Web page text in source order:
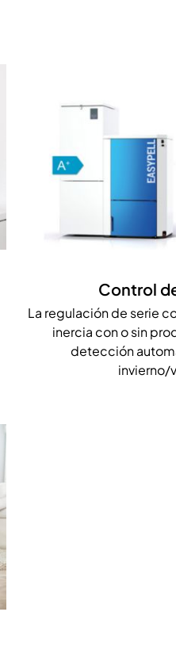
Control
La regulación de serie
inercia con o sin
detección
invierno/